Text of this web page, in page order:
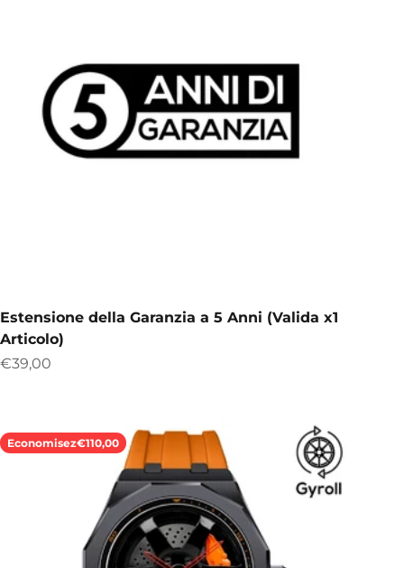
Estensione della Garanzia a 5 Anni (Valida x1
Articolo)
Prix de vente
€39,00
Economisez€110,00